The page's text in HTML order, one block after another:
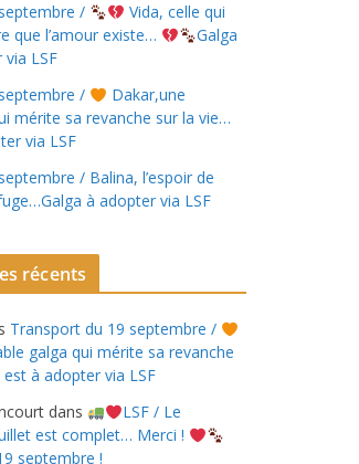
/
Vida, celle qui
que l’amour existe…
Galga
LSF
/
Dakar,une
mérite sa revanche sur la vie…
via LSF
/ Balina, l’espoir de
à adopter via LSF
récents
Transport du 19 septembre /
galga qui mérite sa revanche
est à adopter via LSF
dans
LSF / Le
est complet… Merci !
septembre !